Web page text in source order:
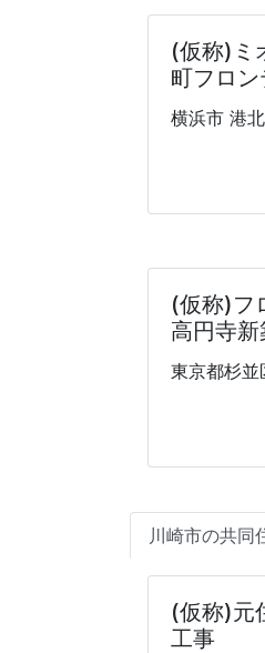
(仮称)ミ
町フロ
横浜市 港
(仮称)フ
高円寺
東京都杉
川崎市の共同
(仮称)元
工事